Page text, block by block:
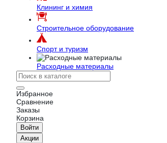
Клининг и химия
Строительное оборудование
Спорт и туризм
Расходные материалы
Избранное
Сравнение
Заказы
Корзина
Войти
Акции